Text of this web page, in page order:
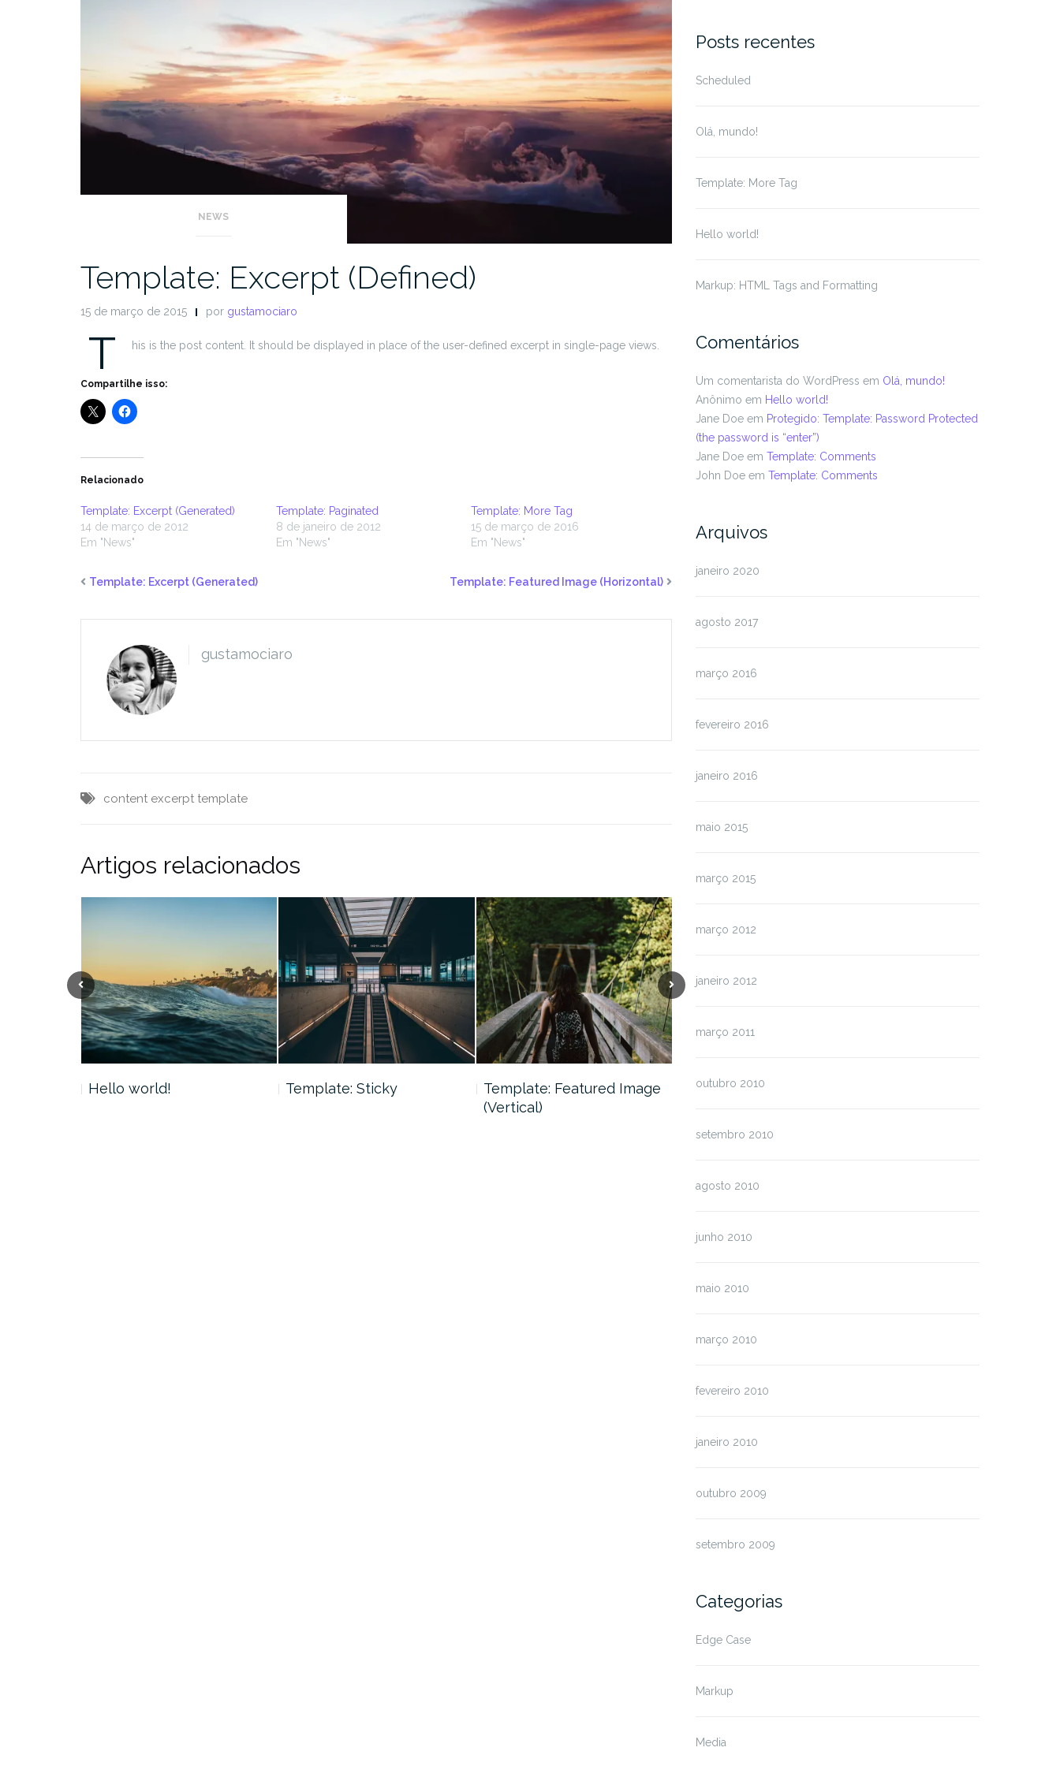
NEWS
Template: Excerpt (Defined)
15 de março de 2015 por gustamociaro
T his is the post content. It should be displayed in place of the user-defined excerpt in single-page views.
Compartilhe isso:
Relacionado
Template: Excerpt (Generated)
14 de março de 2012
Em "News"
Template: Paginated
8 de janeiro de 2012
Em "News"
Template: More Tag
15 de março de 2016
Em "News"
Template: Excerpt (Generated) Template: Featured Image (Horizontal)
gustamociaro
content excerpt template
Artigos relacionados
Hello world! Template: Sticky
Template: Featured Image
(Vertical)
Template: Featured Image
Posts recentes
Scheduled
Olá, mundo!
Template: More Tag
Hello world!
Markup: HTML Tags and Formatting
Comentários
Um comentarista do WordPress em Olá, mundo!
Anônimo em Hello world!
Jane Doe em Protegido: Template: Password Protected
(the password is “enter”)
Jane Doe em Template: Comments
John Doe em Template: Comments
Arquivos
janeiro 2020
agosto 2017
março 2016
fevereiro 2016
janeiro 2016
maio 2015
março 2015
março 2012
janeiro 2012
março 2011
outubro 2010
setembro 2010
agosto 2010
junho 2010
maio 2010
março 2010
fevereiro 2010
janeiro 2010
outubro 2009
setembro 2009
Categorias
Edge Case
Markup
Media